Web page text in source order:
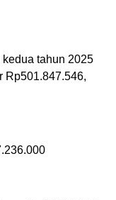
tahun 2025
Rp501.847.546,